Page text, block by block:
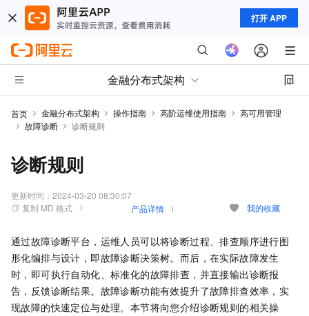
打开 APP
金融分布式架构
首页 金融分布式架构 操作指南 高阶运维使用指南
高可用管理
故障诊断
诊断规则
诊断规则
更新时间： 2024-03-20 08:30:07
复制 MD 格式
产品详情 我的收藏
通过故障诊断平台，运维人员可以将诊断过程、排查顺序进行图
形化编排与设计，即故障诊断决策树。而后，在实际故障发生
时，即可执行自动化、标准化的故障排查，并直接输出诊断报
告，反馈诊断结果。故障诊断功能有效提升了故障排查效率，实
现故障的快速定位与处理。本节将向您介绍诊断规则的相关操